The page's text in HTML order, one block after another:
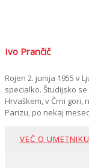
Ivo Prančič
Rojen 2. junija 1955 v
specialko. Študijsko
Hrvaškem, v Črni gori,
Parizu, po nekaj
VEČ O UMETNIKU